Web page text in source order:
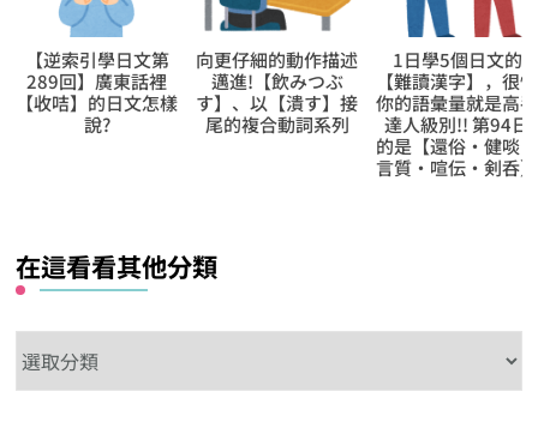
向更仔細的動作描述
邁進!【飲みつぶ
す】、以【潰す】接
尾的複合動詞系列
1日學5個日文的
【難讀漢字】，很快
你的語彙量就是高手
達人級別!! 第94日
向更仔細的動作描述
邁進!【解き明か
す】、以【明かす】
接尾的複合動詞系列
在這看看其他分類
這